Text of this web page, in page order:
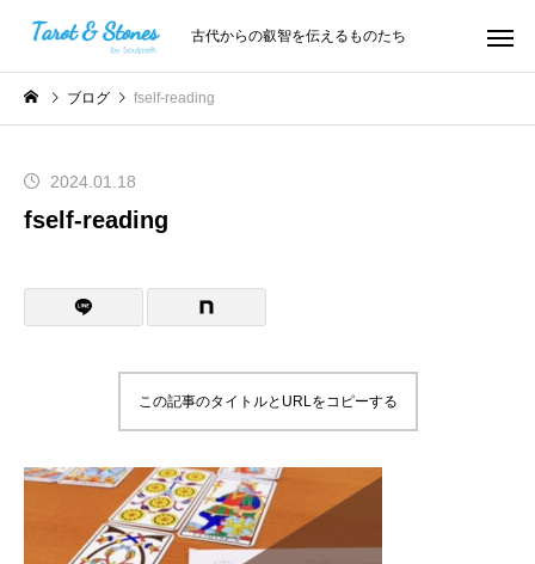
古代からの叡智を伝えるものたち
ブログ fself-reading
2024.01.18
fself-reading
この記事のタイトルとURLをコピーする